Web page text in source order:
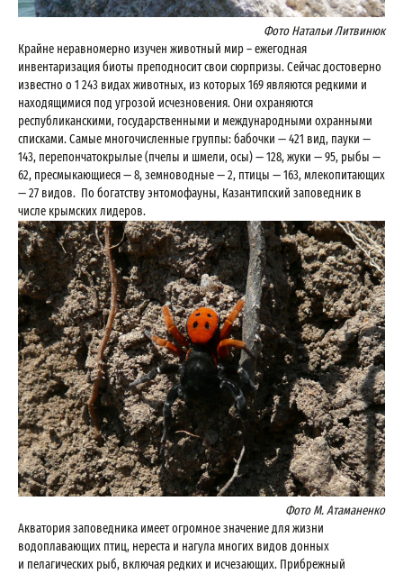
Фото Натальи Литвинюк
Крайне неравномерно изучен животный мир – ежегодная
инвентаризация биоты преподносит свои сюрпризы. Сейчас достоверно
известно о 1 243 видах животных, из которых 169 являются редкими и
находящимися под угрозой исчезновения. Они охраняются
республиканскими, государственными и международными охранными
списками. Самые многочисленные группы: бабочки — 421 вид, пауки —
143, перепончатокрылые (пчелы и шмели, осы) — 128, жуки — 95, рыбы —
62, пресмыкающиеся — 8, земноводные — 2, птицы — 163, млекопитающих
— 27 видов. По богатству энтомофауны, Казантипский заповедник в
числе крымских лидеров.
Фото М. Атаманенко
Акватория заповедника имеет огромное значение для жизни
водоплавающих птиц, нереста и нагула многих видов донных
и пелагических рыб, включая редких и исчезающих. Прибрежный